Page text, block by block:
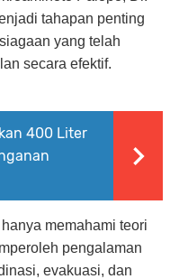
tahapan penting
yang telah
secara efektif.
400 Liter
memahami teori
pengalaman
evakuasi, dan